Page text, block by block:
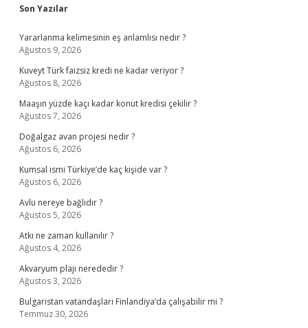
Sidebar
Son Yazılar
Yararlanma kelimesinin eş anlamlısı nedir ?
Ağustos 9, 2026
Kuveyt Türk faizsiz kredi ne kadar veriyor ?
Ağustos 8, 2026
Maaşın yüzde kaçı kadar konut kredisi çekilir ?
Ağustos 7, 2026
Doğalgaz avan projesi nedir ?
Ağustos 6, 2026
Kumsal ismi Türkiye’de kaç kişide var ?
Ağustos 6, 2026
Avlu nereye bağlıdır ?
Ağustos 5, 2026
Atkı ne zaman kullanılır ?
Ağustos 4, 2026
Akvaryum plajı nerededir ?
Ağustos 3, 2026
Bulgaristan vatandaşları Finlandiya’da çalışabilir mi ?
Temmuz 30, 2026